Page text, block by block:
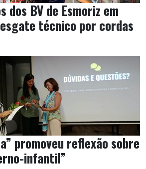
dos BV de Esmoriz em
técnico por cordas
promoveu reflexão sobre
infantil”